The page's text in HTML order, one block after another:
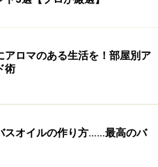
最新の内容をご確認くださ
よる実践に起因して肌荒れや
。実践の際には、必ず自身の体
しい方法で行ってください。
アロマのある生活を！部屋別ア
術
スオイルの作り方……最高のバ